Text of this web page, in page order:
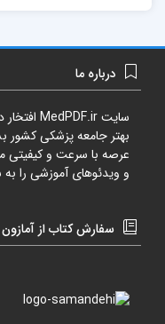
درباره ما
سایتMedPDF.ir
بهتر جامعه پزشکی کشور
عرصه با سرعت و کیفیتی
و ویدئوهای آموزشی را
سفارش کتاب از آمازون